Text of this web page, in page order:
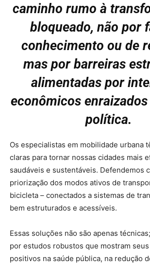
caminho rumo à
bloqueado, não por
conhecimento ou de
mas por barreiras
alimentadas por
econômicos
política.
Os especialistas em mobilidade urbana
claras para tornar nossas cidades mais
saudáveis e sustentáveis. Defendemos
priorização dos modos ativos de
bicicleta – conectados a sistemas de
bem estruturados e acessíveis.
Essas soluções não são apenas
por estudos robustos que mostram
positivos na saúde pública, na redução